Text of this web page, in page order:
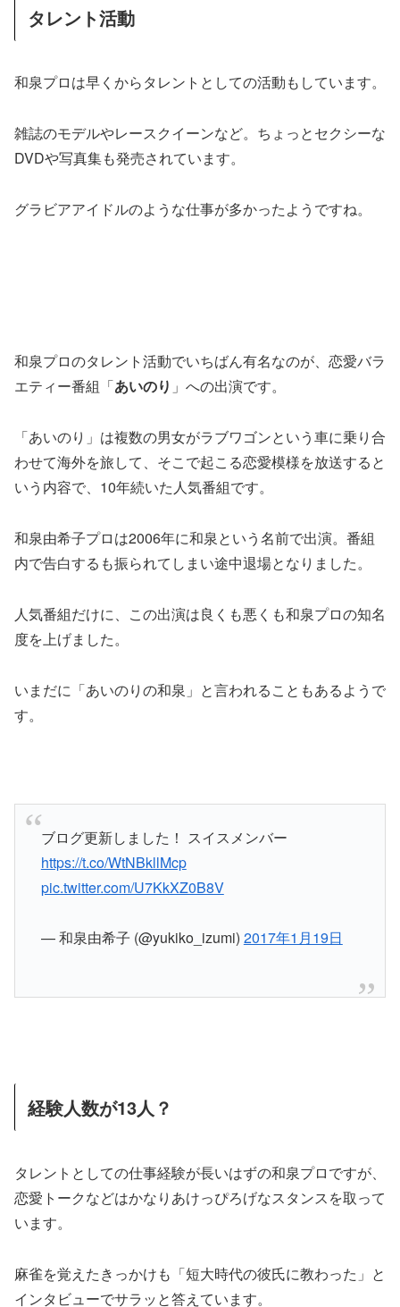
タレント活動
和泉プロは早くからタレントとしての活動もしています。
雑誌のモデルやレースクイーンなど。ちょっとセクシーな
DVDや写真集も発売されています。
グラビアアイドルのような仕事が多かったようですね。
和泉プロのタレント活動でいちばん有名なのが、恋愛バラ
エティー番組「あいのり 」への出演です。
「あいのり」は複数の男女がラブワゴンという車に乗り合
わせて海外を旅して、そこで起こる恋愛模様を放送すると
いう内容で、10年続いた人気番組です。
和泉由希子プロは2006年に和泉という名前で出演。番組
内で告白するも振られてしまい途中退場となりました。
人気番組だけに、この出演は良くも悪くも和泉プロの知名
度を上げました。
いまだに「あいのりの和泉」と言われることもあるようで
す。
ブログ更新しました！ スイスメンバー
https://t.co/WtNBkllMcp
pic.twitter.com/U7KkXZ0B8V
— 和泉由希子 (@yukiko_izumi) 2017年1月19日
経験人数が13人？
タレントとしての仕事経験が長いはずの和泉プロですが、
恋愛トークなどはかなりあけっぴろげなスタンスを取って
います。
麻雀を覚えたきっかけも「短大時代の彼氏に教わった」と
インタビューでサラッと答えています。